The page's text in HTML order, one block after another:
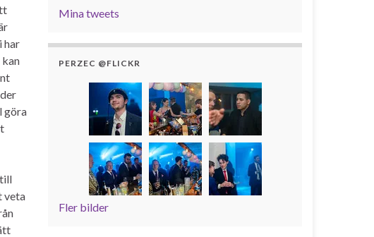
har
kan
göra
veta
Mina tweets
PERZEC @FLICKR
Fler bilder